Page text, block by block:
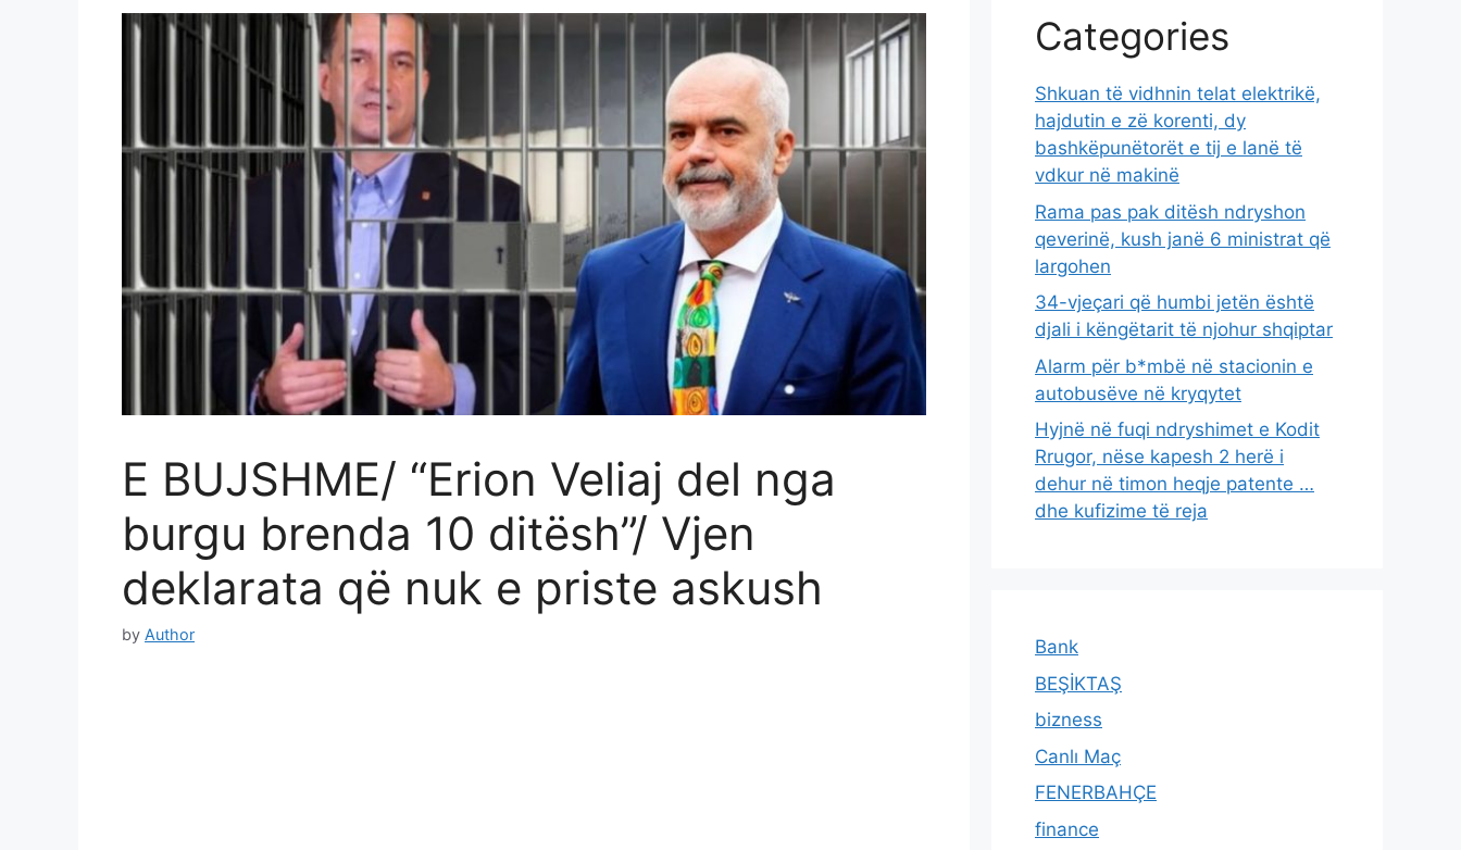
E BUJSHME/ “Erion Veliaj del nga
burgu brenda 10 ditësh”/ Vjen
deklarata që nuk e priste askush
by Author
Categories
Shkuan të vidhnin telat elektrikë,
hajdutin e zë korenti, dy
bashkëpunëtorët e tij e lanë të
vdkur në makinë
Rama pas pak ditësh ndryshon
qeverinë, kush janë 6 ministrat që
largohen
34-vjeçari që humbi jetën është
djali i këngëtarit të njohur shqiptar
Alarm për b*mbë në stacionin e
autobusëve në kryqytet
Hyjnë në fuqi ndryshimet e Kodit
Rrugor, nëse kapesh 2 herë i
dehur në timon heqje patente …
dhe kufizime të reja
Bank
BEŞİKTAŞ
bizness
Canlı Maç
FENERBAHÇE
finance